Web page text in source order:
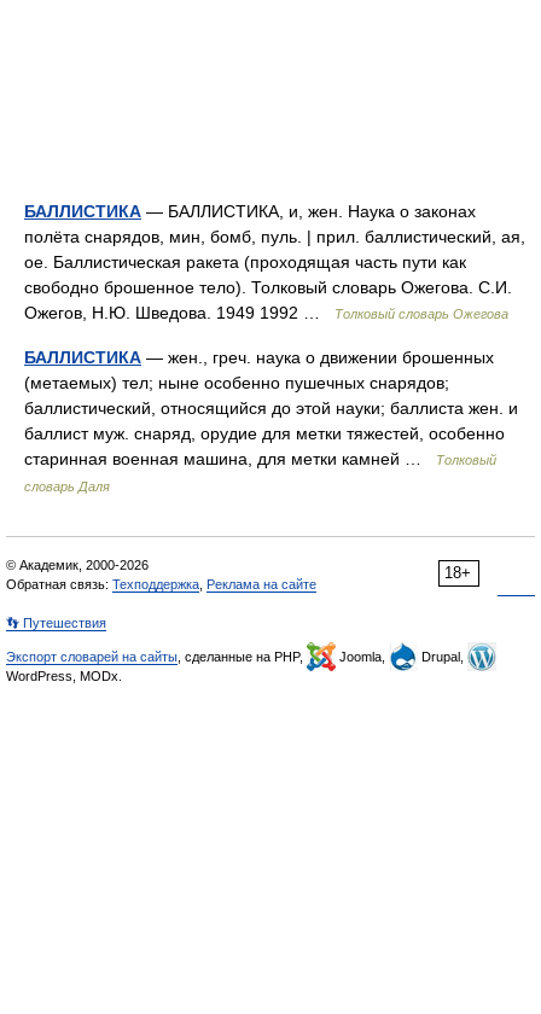
БАЛЛИСТИКА — БАЛЛИСТИКА, и, жен. Наука о законах
полёта снарядов, мин, бомб, пуль. | прил. баллистический, ая,
ое. Баллистическая ракета (проходящая часть пути как
свободно брошенное тело). Толковый словарь Ожегова. С.И.
Ожегов, Н.Ю. Шведова. 1949 1992 …
Толковый словарь Ожегова
БАЛЛИСТИКА — жен., греч. наука о движении брошенных
(метаемых) тел; ныне особенно пушечных снарядов;
баллистический, относящийся до этой науки; баллиста жен. и
баллист муж. снаряд, орудие для метки тяжестей, особенно
старинная военная машина, для метки камней …
Толковый
словарь Даля
18+
© Академик, 2000-2026
Обратная связь: Техподдержка Реклама на сайте
👣 Путешествия
Экспорт словарей на сайты , сделанные на PHP, Joomla,
Drupal,
WordPress, MODx.